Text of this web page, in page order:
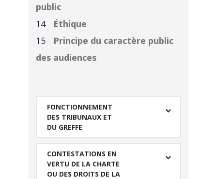
public
Éthique
Principe du caractère public
des audiences
FONCTIONNEMENT
DES TRIBUNAUX ET
DU GREFFE
CONTESTATIONS EN
VERTU DE LA CHARTE
OU DES DROITS DE LA